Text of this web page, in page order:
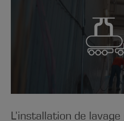
L’installation de